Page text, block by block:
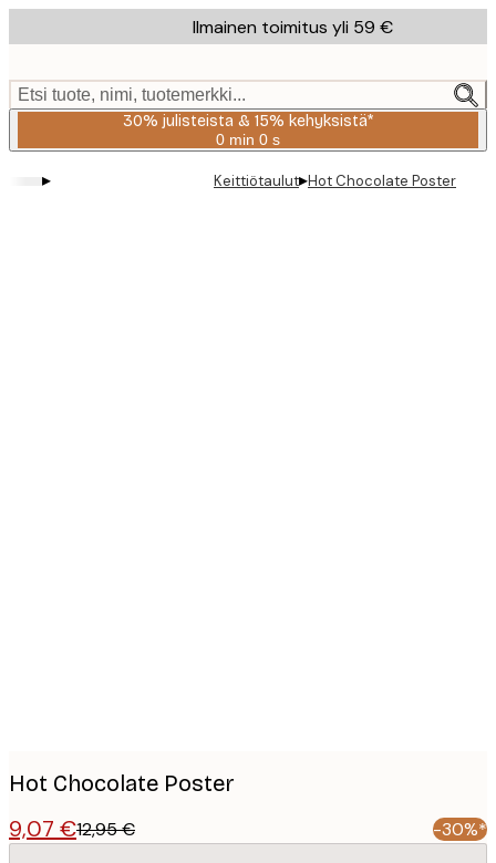
to
content.
Ilmainen toimitus yli 59 €
Etsi tuote, nimi, tuotemerkki...
30% julisteista & 15% kehyksistä*
0 min 0 s
Voimassa
2026-
▸ Keittiötaulut▸Hot Chocolate Poster
Hot Chocolate Poster
9,07 €12,95 € -30%*